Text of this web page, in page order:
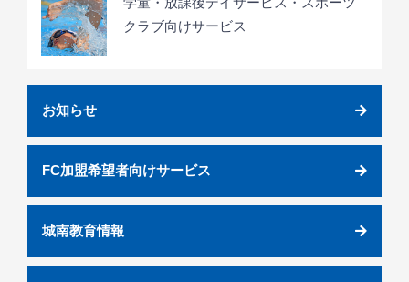
クラブ向けサービス
お知らせ
FC加盟希望者向けサービス
城南教育情報